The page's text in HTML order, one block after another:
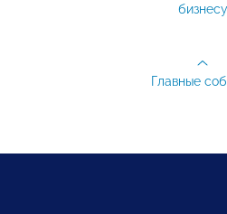
бизнесу
Главные